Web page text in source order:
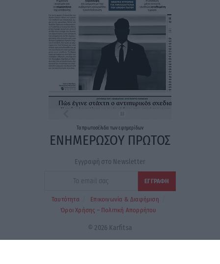
Ταπρωτοσέλιδα τωνεφημερίδων
ΕΝΗΜΕΡΩΣΟΥ ΠΡΩΤΟΣ
Εγγραφή στο Newsletter
Ταυτότητα
Επικοινωνία & Διαφήμιση
Όροι Χρήσης – Πολιτική Απορρήτου
© 2026 Karfitsa